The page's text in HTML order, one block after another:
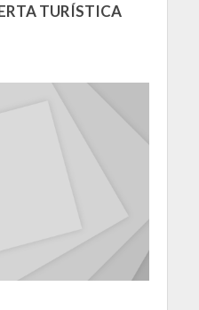
TURÍSTICA